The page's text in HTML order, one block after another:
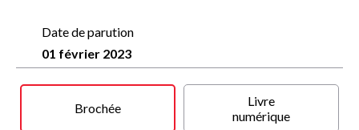
Peu de romans ont aussi bien parlé de la réalité du
monde paysan d’aujourd’hui.
Delphine Laurent, qui s’est nourrie de sa propre expérience,
en saisit l’âpreté et la sensualité dans ce récit qui raconte la
renaissance d’une femme au contact d’un monde organique,
instinctif et animal.
Date de parution
01 février 2023
Brochée
Livre
numérique